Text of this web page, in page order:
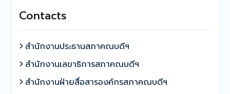
Contacts
สำนักงานประธานสภาคณบดีฯ
สำนักงานเลขาธิการสภาคณบดีฯ
สำนักงานฝ่ายสื่อสารองค์กรสภาคณบดีฯ